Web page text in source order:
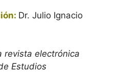
Dr. Julio Ignacio
revista electrónica
Estudios